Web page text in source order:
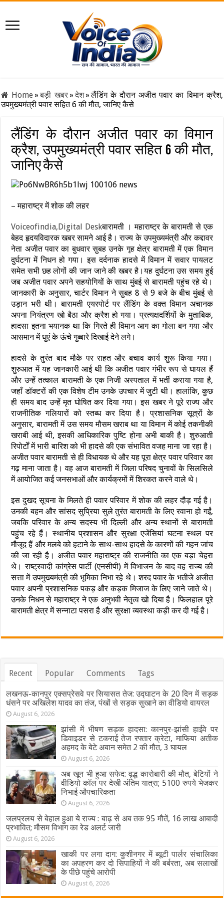
Home» बड़ी खबर»देश»लैंडिंग के दौरान अजीत पवार का विमान क्रैश,
उपमुख्यमंत्री पवार सहित 6 की मौत, जानिए कैसे
लैंडिंग के दौरान अजीत पवार का विमान
क्रैश, उपमुख्यमंत्री पवार सहित 6 की मौत,
जानिए कैसे
– महाराष्ट्र में शोक की लहर
Voiceofindia,Digital Deskबारामती । महाराष्ट्र के बारामती से एक
बेहद हृदयविदारक खबर सामने आई है। राज्य के उपमुख्यमंत्री और कद्दावर
नेता अजीत पवार का बुधवार सुबह उनके गृह क्षेत्र बारामती में एक विमान
दुर्घटना में निधन हो गया। इस दर्दनाक हादसे में विमान में सवार पायलट
समेत सभी छह लोगों की जान जाने की खबर है।यह दुर्घटना उस समय हुई
जब अजीत पवार अपने सहयोगियों के साथ मुंबई से बारामती पहुंच रहे थे।
जानकारी के अनुसार, चार्टर विमान ने सुबह 8 से 9 बजे के बीच मुंबई से
उड़ान भरी थी। बारामती एयरपोर्ट पर लैंडिंग के वक्त विमान अचानक
अपना नियंत्रण खो बैठा और क्रैश हो गया। प्रत्यक्षदर्शियों के मुताबिक,
हादसा इतना भयानक था कि गिरते ही विमान आग का गोला बन गया और
आसमान में धुएं के ऊंचे गुब्बारे दिखाई देने लगे।
हादसे के तुरंत बाद मौके पर राहत और बचाव कार्य शुरू किया गया।
शुरुआत में यह जानकारी आई थी कि अजीत पवार गंभीर रूप से घायल हैं
और उन्हें तत्काल बारामती के एक निजी अस्पताल में भर्ती कराया गया है,
जहाँ डॉक्टरों की एक विशेष टीम उनके उपचार में जुटी थी। हालांकि, कुछ
ही समय बाद उन्हें मृत घोषित कर दिया गया। इस खबर ने पूरे राज्य और
राजनीतिक गलियारों को स्तब्ध कर दिया है। प्रशासनिक सूत्रों के
अनुसार, बारामती में उस समय मौसम खराब था या विमान में कोई तकनीकी
खराबी आई थी, इसकी आधिकारिक पुष्टि होना अभी बाकी है। शुरुआती
रिपोर्टों में भारी बारिश को भी हादसे की एक संभावित वजह माना जा रहा है।
अजीत पवार बारामती से ही विधायक थे और यह पूरा क्षेत्र पवार परिवार का
गढ़ माना जाता है। वह आज बारामती में जिला परिषद चुनावों के सिलसिले
में आयोजित कई जनसभाओं और कार्यक्रमों में शिरकत करने वाले थे।
इस दुखद सूचना के मिलते ही पवार परिवार में शोक की लहर दौड़ गई है।
उनकी बहन और सांसद सुप्रिया सुले तुरंत बारामती के लिए रवाना हो गईं,
जबकि परिवार के अन्य सदस्य भी दिल्ली और अन्य स्थानों से बारामती
पहुंच रहे हैं। स्थानीय प्रशासन और सुरक्षा एजेंसियां घटना स्थल पर
मौजूद हैं और मलबे को हटाने के साथ-साथ हादसे के कारणों की गहन जांच
की जा रही है। अजीत पवार महाराष्ट्र की राजनीति का एक बड़ा चेहरा
थे। राष्ट्रवादी कांग्रेस पार्टी (एनसीपी) में विभाजन के बाद वह राज्य की
सत्ता में उपमुख्यमंत्री की भूमिका निभा रहे थे। शरद पवार के भतीजे अजीत
पवार अपनी प्रशासनिक पकड़ और कड़क मिजाज के लिए जाने जाते थे।
उनके निधन से महाराष्ट्र ने एक अनुभवी नेतृत्व खो दिया है। फिलहाल पूरे
बारामती क्षेत्र में सन्नाटा पसरा है और सुरक्षा व्यवस्था कड़ी कर दी गई है।
Recent Popular Comments Tags
लखनऊ-कानपुर एक्सप्रेसवे पर सियासत तेज: उद्घाटन के 20 दिन में सड़क
धंसने पर अखिलेश यादव का तंज, पंखों से सड़क सुखाने का वीडियो वायरल
August 6, 2026
झांसी में भीषण सड़क हादसा: कानपुर-झांसी हाईवे पर
डिवाइडर से टकराई तेज रफ्तार क्रेटा, माफिया अतीक
अहमद के बेटे अबान समेत 2 की मौत, 3 घायल
August 6, 2026
अब खून भी हुआ सफेद: वृद्ध कारोबारी की मौत, बेटियों ने
वीडियो कॉल पर देखी अंतिम यात्रा; 5100 रुपये भेजकर
निभाई औपचारिकता
August 6, 2026
जलप्रलय से बेहाल हुआ ये राज्य : बाढ़ से अब तक 95 मौतें, 16 लाख आबादी
प्रभावित; मौसम विभाग का रेड अलर्ट जारी
August 6, 2026
खाकी पर लगा दाग: कुशीनगर में ब्यूटी पार्लर संचालिका
का अपहरण कर दो सिपाहियों ने की बर्बरता, अब सलाखों
के पीछे पहुंचे आरोपी
August 6, 2026